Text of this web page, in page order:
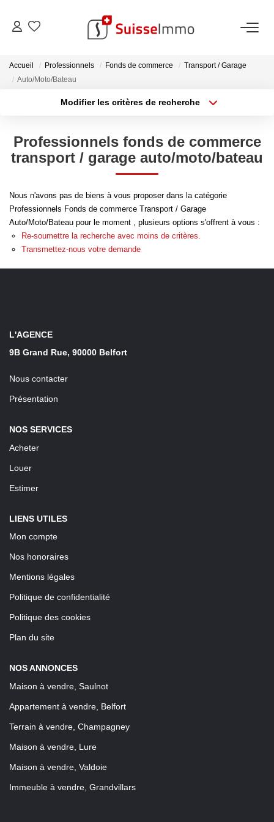
ACHETER
VENDRE
Estimer Votre Bien En Ligne
Consultez Les Avis Clients
Consultez Nos Dernières Ventes
Confiez-Nous La Recherche De Votre Location
Accueil Professionnels Fonds de commerce
Transport / Garage
Auto/Moto/Bateau
Modifier les critères de recherche
Sélectionnez...
Type de bien
Surface min
Créer une alerte
Professionnels fonds de commerce
transport / garage auto/moto/bateau
Nous n'avons pas de biens à vous proposer dans la catégorie
Professionnels Fonds de commerce Transport / Garage
Auto/Moto/Bateau pour le moment , plusieurs options s'offrent à vous :
Re-soumettre la recherche avec moins de critères.
Transmettez-nous votre demande
L'AGENCE
9B Grand Rue, 90000 Belfort
Nous contacter
Présentation
NOS SERVICES
Acheter
Louer
Estimer
LIENS UTILES
Mon compte
Nos honoraires
Mentions légales
Politique de confidentialité
Politique des cookies
Plan du site
NOS ANNONCES
Maison à vendre, Saulnot
Appartement à vendre, Belfort
Terrain à vendre, Champagney
Maison à vendre, Lure
Maison à vendre, Valdoie
Immeuble à vendre, Grandvillars